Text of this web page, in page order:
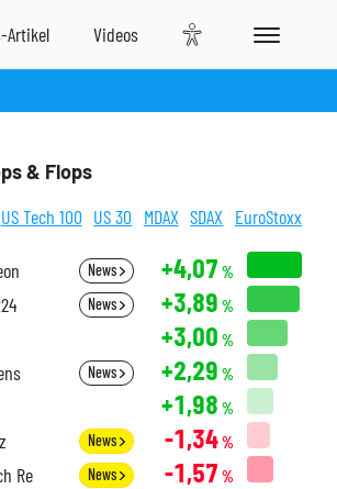
& Flops
US Tech 100 US 30 MDAX SDAX EuroStoxx
News +4,07 %
News +3,89 %
+3,00 %
News +2,29 %
+1,98 %
News -1,34%
Re News -1,57 %